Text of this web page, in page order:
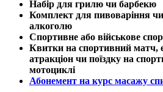
Набір для грилю чи барбекю
Комплект для пивоваріння чи
алкоголю
Спортивне або військове
Квитки на спортивний матч,
атракціон чи поїздку на
мотоциклі
Абонемент на курс масажу